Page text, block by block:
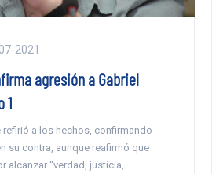
2021
agresión a Gabriel
1
a los hechos, confirmando
su contra, aunque reafirmó que
alcanzar “verdad, justicia,